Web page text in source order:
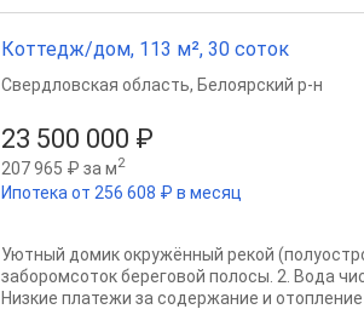
Коттедж/дом, 113 м², 30 соток
23 500 000 ₽
207 965 ₽ за м2
Ипотека от 256 608 ₽ в месяц
Свердловская область, Белоярский р-н
Уютный домик окружённый рекой
заборомсоток береговой полосы. 2. Вода
Низкие платежи за содержание и